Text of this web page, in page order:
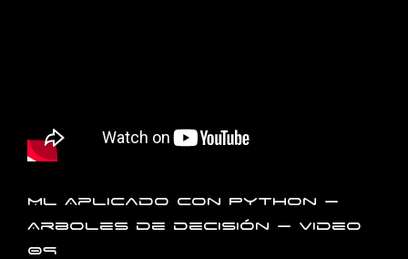
ML Aplicado con Python –
Arboles de decisión – Video
09